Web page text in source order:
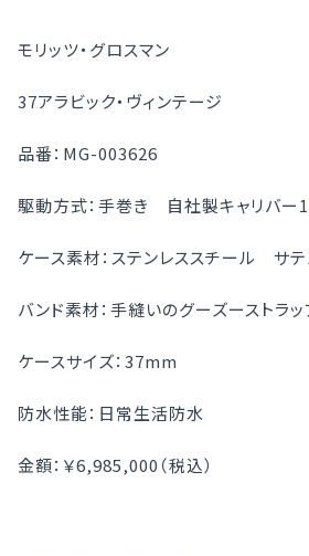
モリッツ・グロスマン
37アラビック・ヴィンテージ
品番：MG-003626
駆動方式：手巻き 自社製キャリバー
ケース素材：ステンレススチール サ
バンド素材：手縫いのグーズーストラッ
ケースサイズ：37mm
防水性能：日常生活防水
金額：￥6,985,000（税込）